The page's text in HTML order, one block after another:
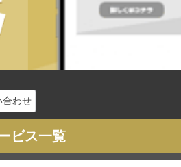
合わせ
ビス一覧